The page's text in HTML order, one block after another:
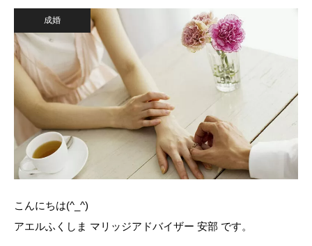
成婚
こんにちは(^_^)
アエルふくしま マリッジアドバイザー 安部 です。